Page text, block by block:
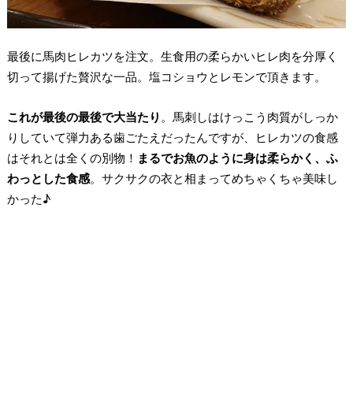
最後に馬肉ヒレカツを注文。生食用の柔らかいヒレ肉を分厚く
切って揚げた贅沢な一品。塩コショウとレモンで頂きます。
これが最後の最後で大当たり 。馬刺しはけっこう肉質がしっか
りしていて弾力ある歯ごたえだったんですが、ヒレカツの食感
はそれとは全くの別物！ まるでお魚のように身は柔らかく、ふ
わっとした食感。サクサクの衣と相まってめちゃくちゃ美味し
かった♪